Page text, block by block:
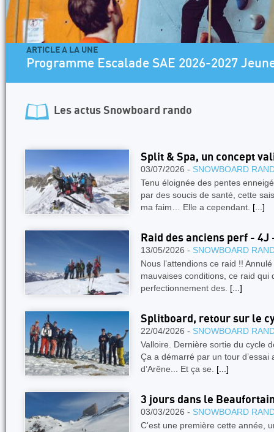
2026-2027 Jeunes
Les actus Snowboard rando
Split & Spa, un concept
03/07/2026 - SNOWBOARD
Tenu éloignée des pentes
par des soucis de santé, cette
ma faim… Elle a cependant. [...]
Raid des anciens perf -
13/05/2026 - SNOWBOARD
Nous l’attendions ce raid !!
mauvaises conditions, ce raid qui
perfectionnement des. [...]
Splitboard, retour sur le
22/04/2026 - SNOWBOARD
Valloire. Dernière sortie du cycle
Ça a démarré par un tour
d’Arêne... Et ça se. [...]
3 jours dans le
03/03/2026 - SNOWBOARD
C'est une première cette année,